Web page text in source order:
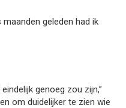
geleden had ik
genoeg zou zijn,”
om duidelijker te zien wie